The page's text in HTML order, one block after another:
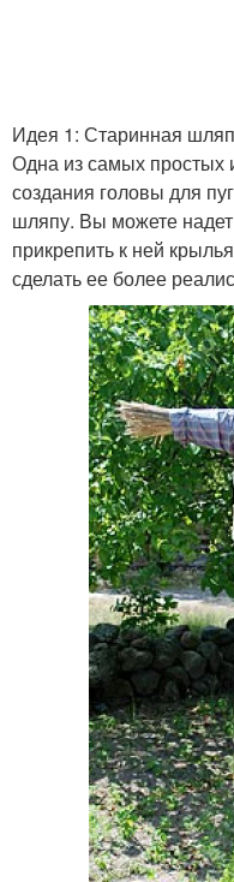
Идея 1: Старинная
Одна из самых
создания головы для
шляпу. Вы можете
прикрепить к ней
сделать ее более